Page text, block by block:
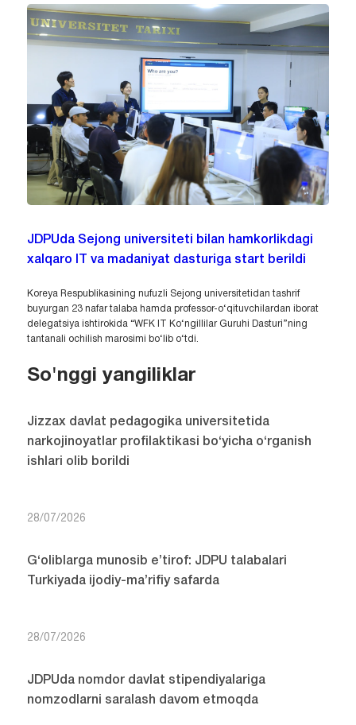
JDPUda Sejong universiteti bilan hamkorlikdagi
xalqaro IT va madaniyat dasturiga start berildi
Koreya Respublikasining nufuzli Sejong universitetidan tashrif
buyurgan 23 nafar talaba hamda professor-o‘qituvchilardan iborat
delegatsiya ishtirokida “WFK IT Ko‘ngillilar Guruhi Dasturi”ning
tantanali ochilish marosimi bo‘lib o‘tdi.
So'nggi yangiliklar
Jizzax davlat pedagogika universitetida
narkojinoyatlar profilaktikasi bo‘yicha o‘rganish
ishlari olib borildi
28/07/2026
G‘oliblarga munosib e’tirof: JDPU talabalari
Turkiyada ijodiy-ma’rifiy safarda
28/07/2026
JDPUda nomdor davlat stipendiyalariga
nomzodlarni saralash davom etmoqda